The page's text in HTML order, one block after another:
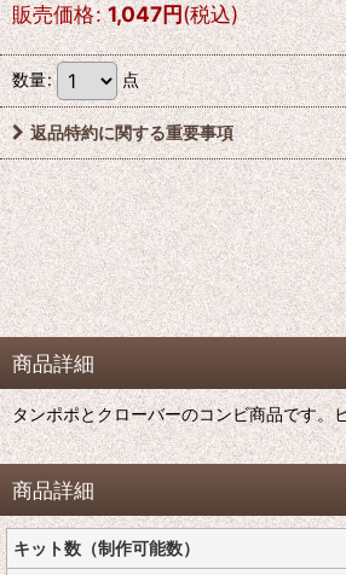
販売価格: 1,047円(税込)
数量: 点
返品特約に関する重要事項
商品詳細
タンポポとクローバーのコンビ商品です
商品詳細
キット数（制作可能数）